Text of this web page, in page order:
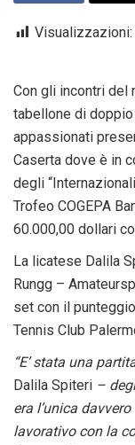
Visualizzazioni:
Con gli incontri del
tabellone di
appassionati
Caserta dove è in
degli
Trofeo COGEPA
60.000,00 dollari
La licatese Dalila
Rungg –
set con il
Tennis Club
“E’ stata una
Dalila Spiteri –
era l’unica
lavorativo con la